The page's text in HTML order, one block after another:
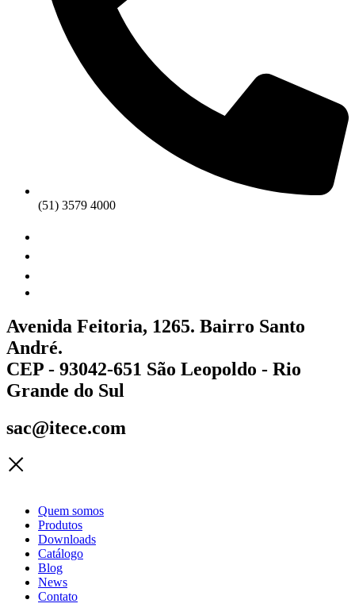
(51) 3579 4000
Avenida Feitoria, 1265. Bairro Santo
André.
CEP - 93042-651 São Leopoldo - Rio
Grande do Sul
sac@itece.com
Quem somos
Produtos
Downloads
Catálogo
Blog
News
Contato